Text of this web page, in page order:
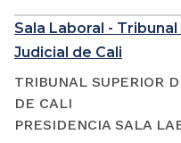
Sala Laboral -
Judicial de Cali
TRIBUNAL SUPERIOR
DE CALI
PRESIDENCIA SALA